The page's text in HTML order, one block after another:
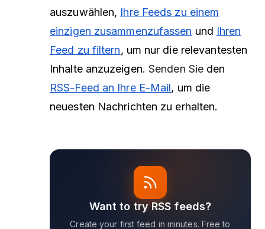
auszuwählen, Ihre Feeds zu einem
einzigen zusammenzufassen und Ihren
Feed zu filtern, um nur die relevantesten
Inhalte anzuzeigen.Senden Sie den
RSS-Feed an Ihre E-Mail, um die
neuesten Nachrichten zu erhalten.
Want to try RSS feeds?
Create your first feed in minutes. Free to